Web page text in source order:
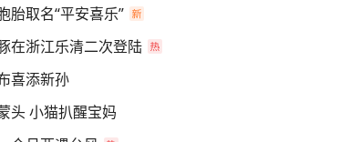
胎取名“平安喜乐”
在浙江乐清二次登陆
喜添新孙
头 小猫扒醒宝妈